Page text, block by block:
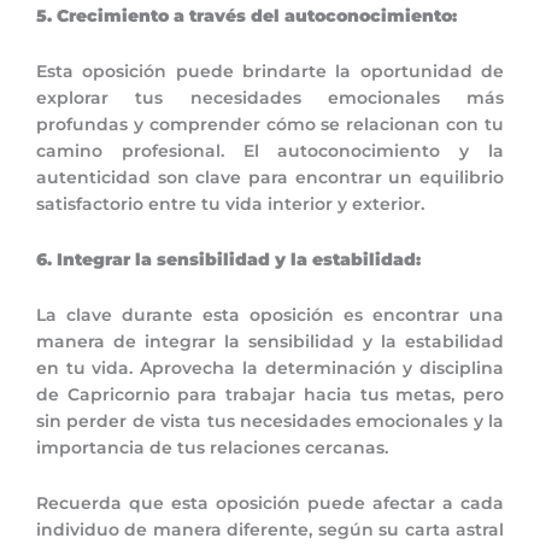
5. Crecimiento a través del autoconocimiento:
Esta oposición puede brindarte la oportunidad de
explorar tus necesidades emocionales más
profundas y comprender cómo se relacionan con tu
camino profesional. El autoconocimiento y la
autenticidad son clave para encontrar un equilibrio
satisfactorio entre tu vida interior y exterior.
6. Integrar la sensibilidad y la estabilidad:
La clave durante esta oposición es encontrar una
manera de integrar la sensibilidad y la estabilidad
en tu vida. Aprovecha la determinación y disciplina
de Capricornio para trabajar hacia tus metas, pero
sin perder de vista tus necesidades emocionales y la
importancia de tus relaciones cercanas.
Recuerda que esta oposición puede afectar a cada
individuo de manera diferente, según su carta astral